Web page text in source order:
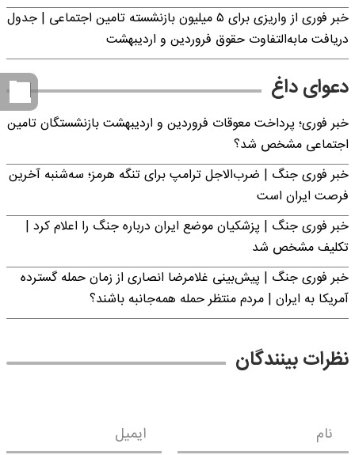
خبر فوری از واریزی برای ۵ میلیون‌ بازنشسته تامین اجتماعی | جدول
دریافت مابه‌التفاوت حقوق فروردین و اردیبهشت
دعوای داغ
خبر فوری؛ پرداخت معوقات فروردین و اردیبهشت بازنشستگان تامین
اجتماعی مشخص شد؟
خبر فوری جنگ | ضرب‌الاجل ترامپ برای تنگه هرمز؛ سه‌شنبه آخرین
فرصت ایران است
خبر فوری جنگ | پزشکیان موضع ایران درباره جنگ را اعلام کرد |
تکلیف مشخص شد
خبر فوری جنگ | پیش‌بینی غلامرضا انصاری از زمان حمله گسترده
آمریکا به ایران | مردم منتظر حمله همه‌جانبه باشند؟
نظرات بینندگان
نام ایمیل